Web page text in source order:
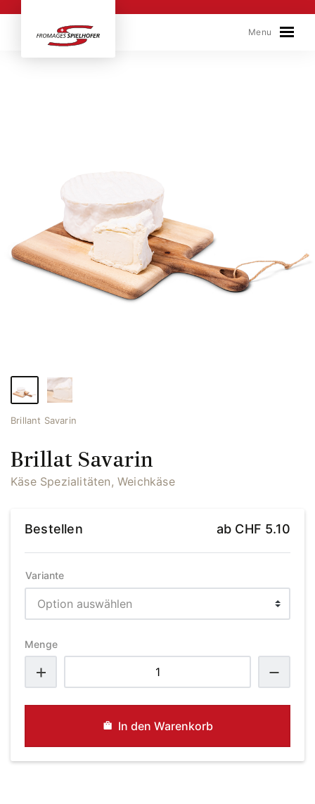
Menu
Brillant Savarin
Brillat Savarin
Käse Spezialitäten, Weichkäse
Bestellen ab CHF 5.10
Variante
Menge
In den Warenkorb